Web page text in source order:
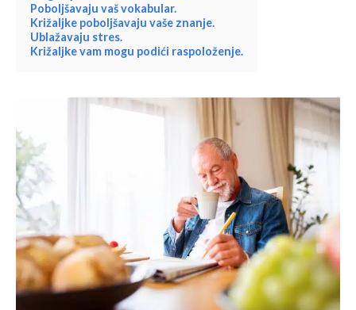
Poboljšavaju vaš vokabular.
Križaljke poboljšavaju vaše znanje.
Ublažavaju stres.
Križaljke vam mogu podići raspoloženje.